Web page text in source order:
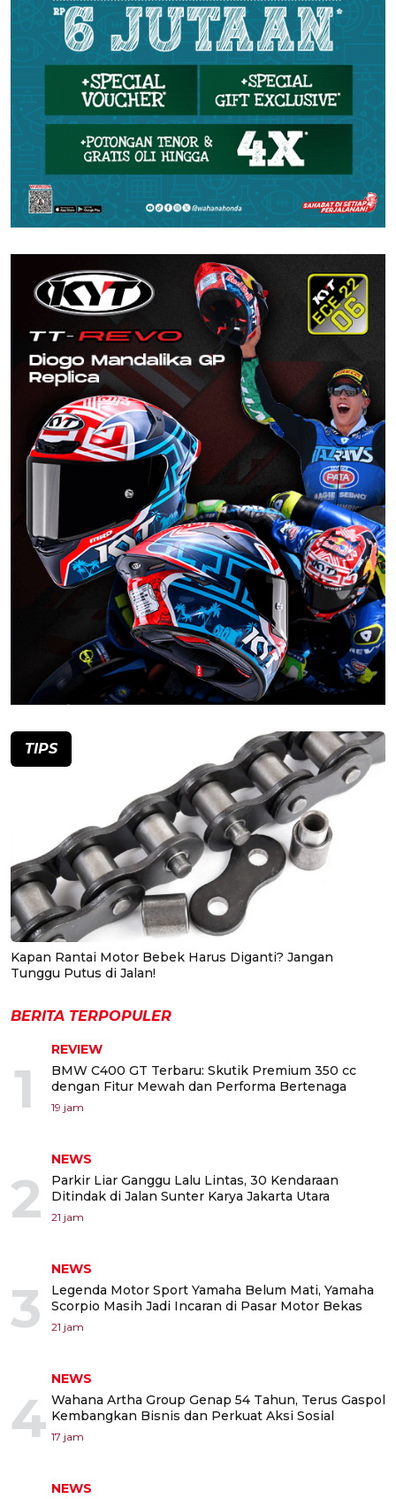
TIPS
Kapan Rantai Motor Bebek Harus Diganti? Jangan
Tunggu Putus di Jalan!
BERITA TERPOPULER
1
REVIEW
BMW C400 GT Terbaru: Skutik Premium 350 cc
dengan Fitur Mewah dan Performa Bertenaga
19 jam
2
NEWS
Parkir Liar Ganggu Lalu Lintas, 30 Kendaraan
Ditindak di Jalan Sunter Karya Jakarta Utara
21 jam
3
NEWS
Legenda Motor Sport Yamaha Belum Mati, Yamaha
Scorpio Masih Jadi Incaran di Pasar Motor Bekas
21 jam
4
NEWS
Wahana Artha Group Genap 54 Tahun, Terus Gaspol
Kembangkan Bisnis dan Perkuat Aksi Sosial
17 jam
NEWS